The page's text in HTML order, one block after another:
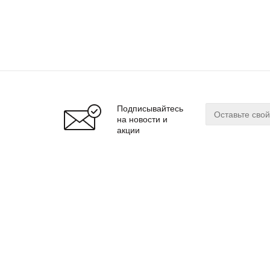
Подписывайтесь
на новости и
акции